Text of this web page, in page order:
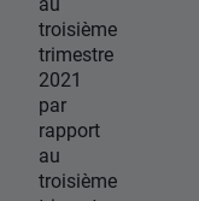
troisième
trimestre
2021
par
rapport
au
troisième